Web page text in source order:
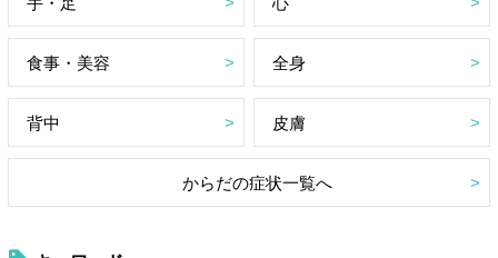
食事・美容 全身
背中 皮膚
からだの症状一覧へ